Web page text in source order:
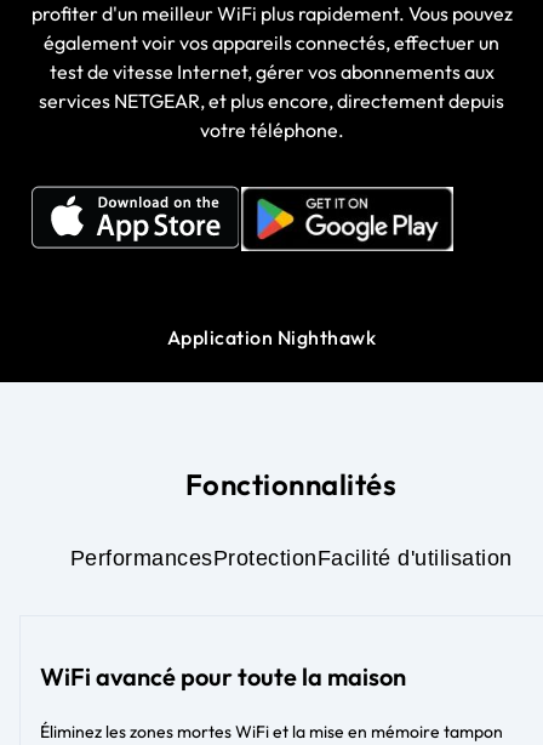
profiter d'un meilleur WiFi plus rapidement. Vous pouvez
également voir vos appareils connectés, effectuer un
test de vitesse Internet, gérer vos abonnements aux
services NETGEAR, et plus encore, directement depuis
votre téléphone.
Application Nighthawk
Fonctionnalités
PerformancesProtectionFacilité d'utilisation
WiFi avancé pour toute la maison
Éliminez les zones mortes WiFi et la mise en mémoire tampon